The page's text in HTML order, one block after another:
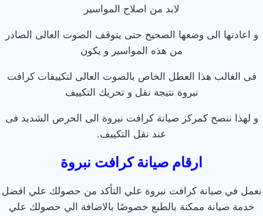
لابد من اصلاح المواسير
و اعادتها الى وضعها الصحيح حتى يتوقف الصوت العالى الصادر
من هذه المواسير و يكون
فى الغالب هذا العطل الخاص بالصوت العالى لتكييفات كرافت
نبروة نتيجة نقل و تحريك التكييف
و لهذا ننصح كمركز صيانة كرافت نبروة الى الحرص الشديد فى
عند نقل التكييف.
ارقام صيانة كرافت نبروة
نعمل في صيانة كرافت نبروة علي التأكد من حصولك علي افضل
خدمة صيانة ممكنة بالطبع خصوصًا بالاضافة الي حصولك علي